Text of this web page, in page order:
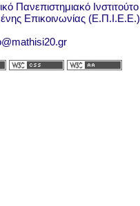
Πανεπιστημιακό Ινστιτούτο
Επικοινωνίας (Ε.Π.Ι.Ε.Ε.)